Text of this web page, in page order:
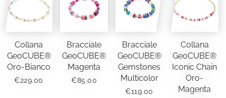
Collana
GeoCUBE®
Oro-Bianco
€229.00
Bracciale
GeoCUBE®
Magenta
€85.00
Bracciale
GeoCUBE®
Gemstones
Multicolor
€119.00
Collana
GeoCUBE®
Iconic Chain
Oro-
Magenta